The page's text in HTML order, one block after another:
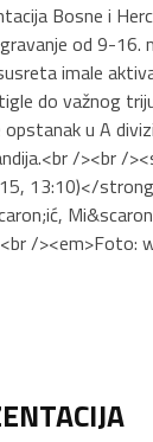
Bosne i
od 9-
imale
do važnog
opstanak u A
/><br /
13:10)</
/><em>Foto: